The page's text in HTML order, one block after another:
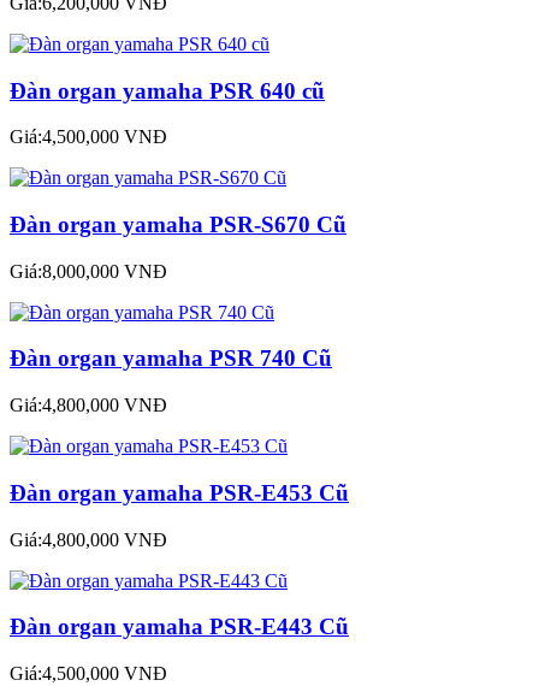
Đàn organ yamaha PSR 640 cũ
Giá:4,500,000 VNĐ
Đàn organ yamaha PSR-S670 Cũ
Giá:8,000,000 VNĐ
Đàn organ yamaha PSR 740 Cũ
Giá:4,800,000 VNĐ
Đàn organ yamaha PSR-E453 Cũ
Giá:4,800,000 VNĐ
Đàn organ yamaha PSR-E443 Cũ
Giá:4,500,000 VNĐ